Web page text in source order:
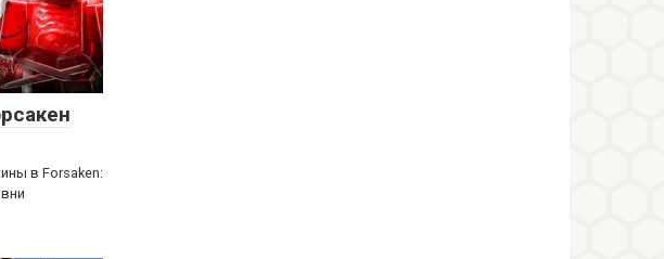
в Forsaken: